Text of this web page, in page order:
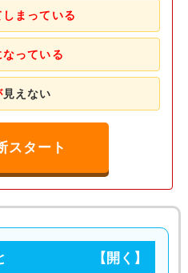
しまっている
なっている
見えない
スタート